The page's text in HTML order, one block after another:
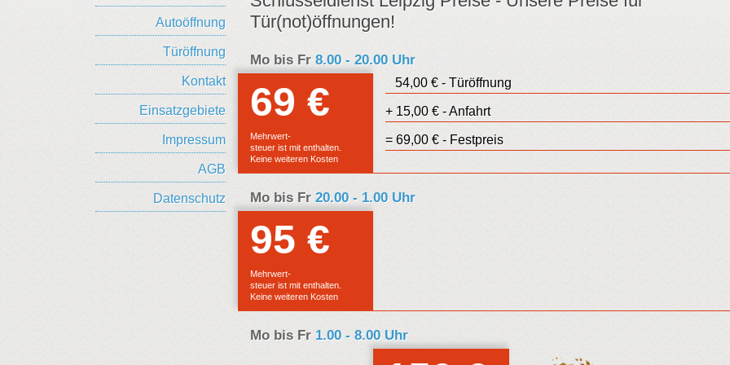
Autoöffnung
Türöffnung
Kontakt
Einsatzgebiete
Impressum
AGB
Datenschutz
Tür(not)öffnungen!
Mo bis Fr 8.00 - 20.00 Uhr
69 € Euro
Festpreis
Mehrwert-
steuer ist mit enthalten.
Keine weiteren Kosten
54,00 € - Türöffnung
+ 15,00 € - Anfahrt
= 69,00 € - Festpreis
Mo bis Fr 20.00 - 1.00 Uhr
95 €
Festpreis
Mehrwert-
steuer ist mit enthalten.
Keine weiteren Kosten
Mo bis Fr 1.00 - 8.00 Uhr